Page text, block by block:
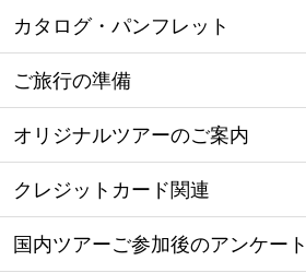
カタログ・パンフレット
ご旅行の準備
オリジナルツアーのご案内
クレジットカード関連
国内ツアーご参加後のアンケート